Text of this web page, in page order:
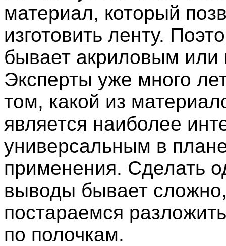
материал, который
изготовить ленту.
бывает акриловым или
Эксперты уже много
том, какой из
является наиболее
универсальным в
применения. Сделать
выводы бывает
постараемся
по полочкам.